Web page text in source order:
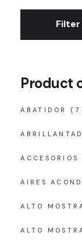
Min
Max
Filter
Product
ABATIDOR
ACCESORIOS
AIRES
ALTO
ALTO